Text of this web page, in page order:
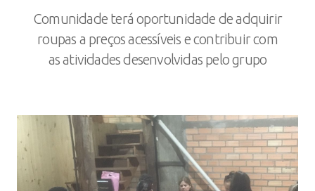
Comunidade terá oportunidade de adquirir
roupas a preços acessíveis e contribuir com
as atividades desenvolvidas pelo grupo